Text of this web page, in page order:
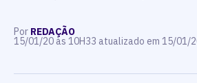
Por REDAÇÃO
15/01/20 às 10H33 atualizado em 15/01/